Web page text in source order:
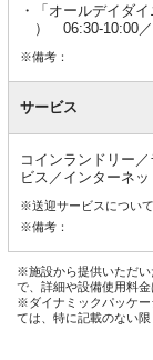
「オールデイダ
） 06:30-10:00
※備考：
サービス
コインランドリー
ビス／インターネ
※送迎サービスについて
※備考：
※施設から提供いただい
で、詳細や設備使用料
※ダイナミックパッケー
ては、特に記載のない限